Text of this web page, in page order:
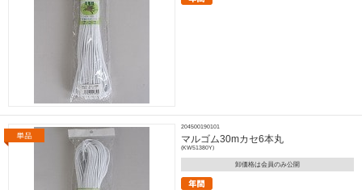
204500190101
マルゴム30mカセ6本丸
(KW51380Y)
卸価格は会員のみ公開